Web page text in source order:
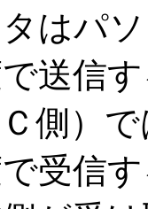
はパ
送信
側）
受信